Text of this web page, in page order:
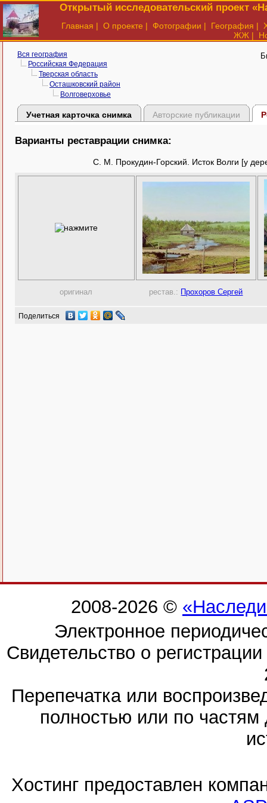
Открытый исследовательский проект
Главная | О проекте | Фотографии | География |
ЖЖ |
Вся география
Российская Федерация
Тверская область
Осташковский район
Волговерховье
Учетная карточка снимка Авторские публикации
Варианты реставрации снимка:
С. М. Прокудин-Горский. Исток Волги [у
оригинал рестав.: Прохоров Сергей
Поделиться
2008-2026 ©
Электронное
Свидетельство о
Перепечатка или
полностью или по частям
Хостинг предоставлен